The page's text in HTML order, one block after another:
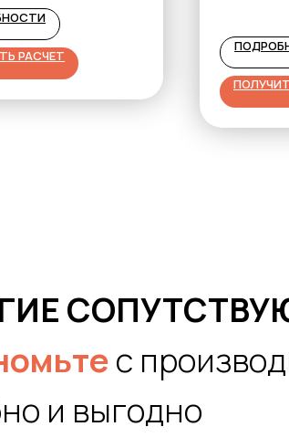
Создайте комфорт и
для приятного
гостей.
РАСЧЕТ
с
и выгодно